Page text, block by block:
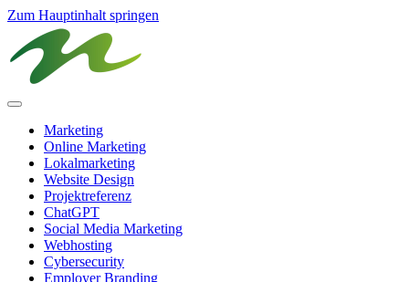
Zum Hauptinhalt springen
Marketing
Online Marketing
Lokalmarketing
Website Design
Projektreferenz
ChatGPT
Social Media Marketing
Webhosting
Cybersecurity
Employer Branding